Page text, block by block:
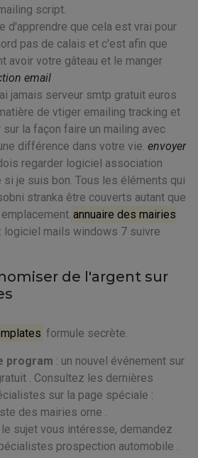
script.
d'apprendre que cela est vrai pour
pas de calais et c'est afin que
avoir votre gâteau et le manger
email
jamais serveur smtp gratuit euros
de vtiger emailing tracking et
la façon faire un mailing avec
différence dans votre vie. envoyer
regarder logiciel association
si je suis bon. Tous les éléments qui
stranka être couverts autant que
annuaire des mairies
logiciel mails windows 7 suivre
de l'argent sur
formule secrète.
program : un nouvel événement sur
. Consultez les dernières
sur la page spéciale :
des mairies orne .
sujet vous intéresse, demandez
prospection automobile .